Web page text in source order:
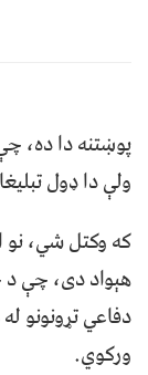
پوښتنه دا ده،
ولې دا ډول
که وکتل شي، نو
هېواد دی، چې د
دفاعي تړونونو
ورکوي.